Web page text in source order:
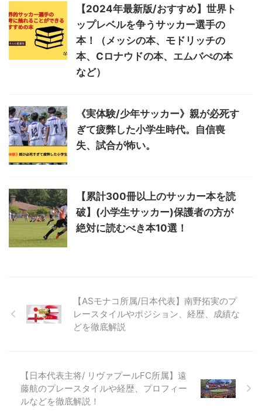
【2024年最新版/おすすめ】世界ト
ップレベルを争うサッカー選手の
本！（メッシの本、モドリッチの
本、Cロナウドの本、エムバぺの本
など）
《実体験/少年サッカー》親が必死す
ぎて疲弊した小学生時代。自信喪
失、試合が怖い。
【累計300冊以上のサッカー本を読
破】(小学生サッカー)保護者の方が
絶対に読むべき本10選！
【ASモナコ所属/日本代表】南野拓実のプ
レースタイルやポジション、経歴、成績な
どを徹底解説
【日本代表主将/ リヴァプールFC所属】遠
藤航のプレースタイルや経歴、プロフィー
ルなどを徹底解説！